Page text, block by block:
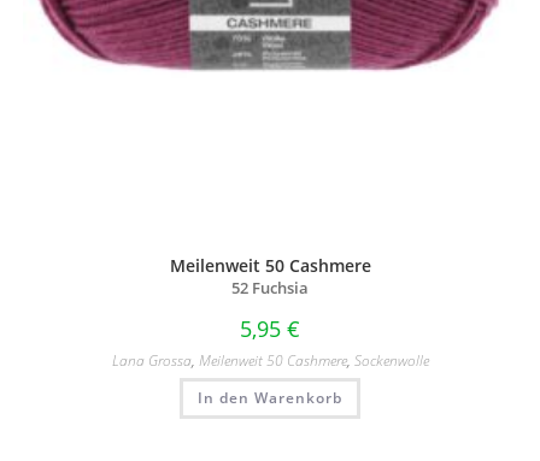
Meilenweit 50 Cashmere
52 Fuchsia
5,95 €
Lana Grossa, Meilenweit 50 Cashmere, Sockenwolle
In den Warenkorb